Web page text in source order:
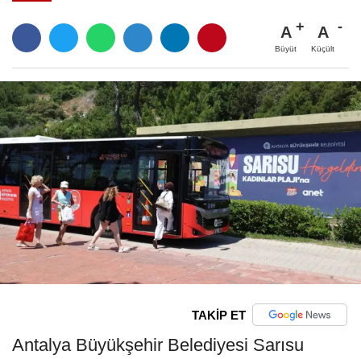
A
Büyüt
A
Küçült
TAKİP ET
Antalya Büyükşehir Belediyesi Sarısu